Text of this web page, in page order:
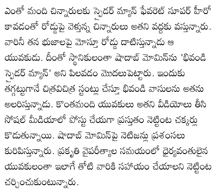
ఎంతో మంది చిన్నారులకు స్పైడర్ మ్యాన్ ఫేవరెట్ సూపర్ హీరో
కావడంతో రోడ్డుపై వెళ్తున్న చిన్నారులు అతని వద్దకు వస్తున్నారు.
వారినీ తన భుజాలపై మోస్తూ రోడ్డు దాటిస్తున్నాడు ఆ
యువకుడు. దీంతో స్థానికులంతా షాదాబ్ మోమిన్‌ను 'భివండి
స్పైడర్ మ్యాన్' అని పిలవడం మొదలుపెట్టారు. ఇందుకు
తగ్గట్టుగానే చిత్రవిచిత్ర స్టంట్లు చేస్తూ భివండి వాసులను అతను
అలరిస్తున్నాడు. కొంతమంది యువకులు అతని వీడియోలు తీసి
సోషల్ మీడియాలో పోస్టు చేయగా ప్రస్తుతం నెట్టింట చక్కర్లు
కొడుతున్నాయి. షాదాబ్ మోమిన్‌పై నెటిజన్లు ప్రశంసలు
కురిపిస్తున్నారు. ప్రకృతి వైపరీత్యాల సమయంలో ధైర్యవంతులైన
యువకులంతా ఇలాగే తోటి వారికి సహాయం చేయాలని నెట్టింట
చర్చించుకుంటున్నారు.